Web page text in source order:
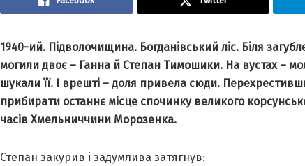
1940-ий. Підволочищина. Богданівський ліс. Біля
могили двоє – Ганна й Степан Тимошики. На вустах –
шукали її. І врешті – доля привела сюди.
прибирати останнє місце спочинку великого
часів Хмельниччини Морозенка.
Степан закурив і задумлива затягнув: